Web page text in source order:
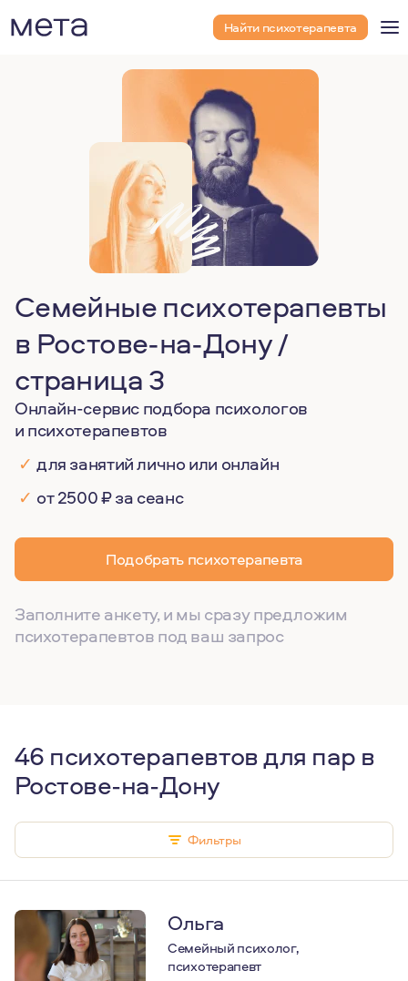
Найти психотерапевта
Семейные психотерапевты
в Ростове-на-Дону /
страница 3
Онлайн-сервис подбора психологов
и психотерапевтов
✓ для занятий лично или онлайн
✓ от 2500 ₽ за сеанс
Подобрать психотерапевта
Заполните анкету, и мы сразу предложим
психотерапевтов под ваш запрос
46 психотерапевтов для пар в
Ростове-на-Дону
Фильтры
Ольга
Семейный психолог,
психотерапевт